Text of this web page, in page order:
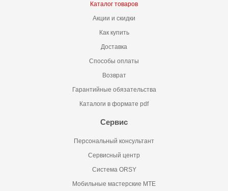
Каталог товаров
Акции и скидки
Как купить
Доставка
Способы оплаты
Возврат
Гарантийные обязательства
Каталоги в формате pdf
Сервис
Персональный консультант
Сервисный центр
Система ORSY
Мобильные мастерские MTE